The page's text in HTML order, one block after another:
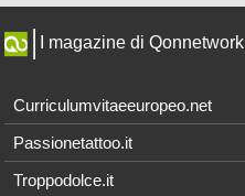
I magazine di Qonnetwork
Curriculumvitaeeuropeo.net
Passionetattoo.it
Troppodolce.it